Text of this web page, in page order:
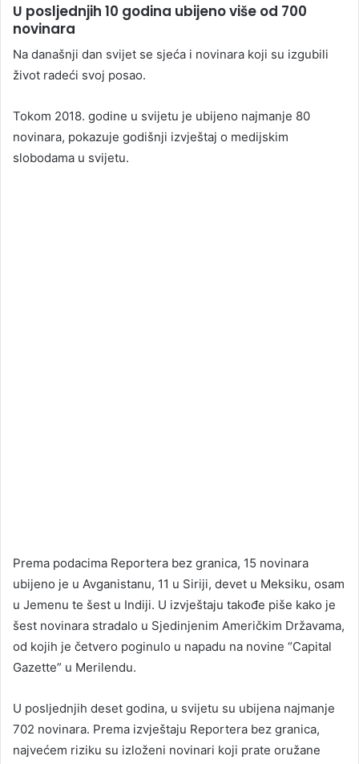
U posljednjih 10 godina ubijeno više od 700
novinara
Na današnji dan svijet se sjeća i novinara koji su izgubili
život radeći svoj posao.
Tokom 2018. godine u svijetu je ubijeno najmanje 80
novinara, pokazuje godišnji izvještaj o medijskim
slobodama u svijetu.
Prema podacima Reportera bez granica, 15 novinara
ubijeno je u Avganistanu, 11 u Siriji, devet u Meksiku, osam
u Jemenu te šest u Indiji. U izvještaju takođe piše kako je
šest novinara stradalo u Sjedinjenim Američkim Državama,
od kojih je četvero poginulo u napadu na novine “Capital
Gazette” u Merilendu.
U posljednjih deset godina, u svijetu su ubijena najmanje
702 novinara. Prema izvještaju Reportera bez granica,
najvećem riziku su izloženi novinari koji prate oružane